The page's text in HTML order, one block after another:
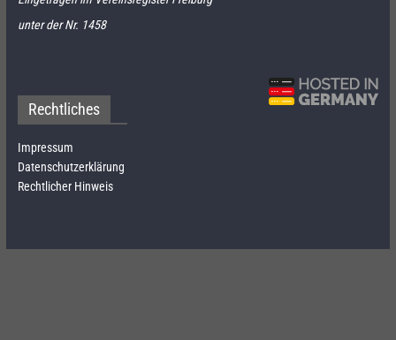
unter der Nr. 1458
Rechtliches
Impressum
Datenschutzerklärung
Rechtlicher Hinweis